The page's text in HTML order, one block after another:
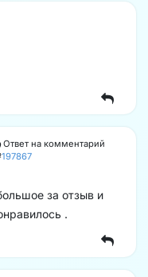
Ответ на комментарий
197867
за отзыв и
.